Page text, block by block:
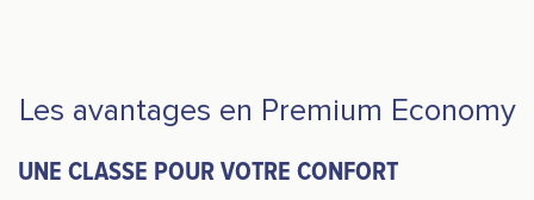
Les avantages en Premium Economy
UNE CLASSE POUR VOTRE CONFORT